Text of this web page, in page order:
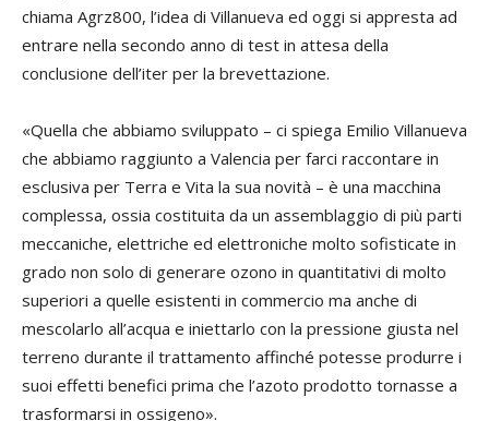
chiama Agrz800, l’idea di Villanueva ed oggi si appresta ad
entrare nella secondo anno di test in attesa della
conclusione dell’iter per la brevettazione.
«Quella che abbiamo sviluppato – ci spiega Emilio Villanueva
che abbiamo raggiunto a Valencia per farci raccontare in
esclusiva per Terra e Vita la sua novità – è una macchina
complessa, ossia costituita da un assemblaggio di più parti
meccaniche, elettriche ed elettroniche molto sofisticate in
grado non solo di generare ozono in quantitativi di molto
superiori a quelle esistenti in commercio ma anche di
mescolarlo all’acqua e iniettarlo con la pressione giusta nel
terreno durante il trattamento affinché potesse produrre i
suoi effetti benefici prima che l’azoto prodotto tornasse a
trasformarsi in ossigeno».